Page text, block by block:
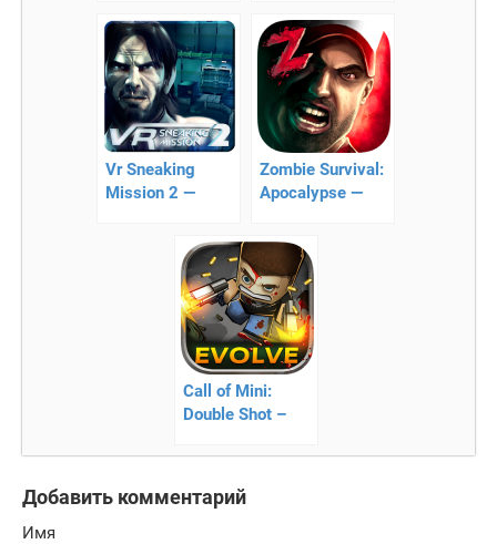
Vr Sneaking
Mission 2 —
Zombie Survival:
Apocalypse —
Call of Mini:
Double Shot –
Двойной
Добавить комментарий
Имя